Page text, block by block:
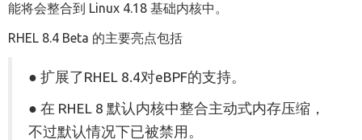
能将会整合到 Linux 4.18 基础内核中。
RHEL 8.4 Beta 的主要亮点包括
● 扩展了RHEL 8.4对eBPF的支持。
● 在 RHEL 8 默认内核中整合主动式内存压缩，
不过默认情况下已被禁用。